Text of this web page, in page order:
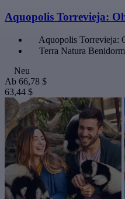
Aquopolis Torrevieja:
Aquopolis Torrevieja:
Terra Natura
Neu
Ab 66,78 $
63,44 $